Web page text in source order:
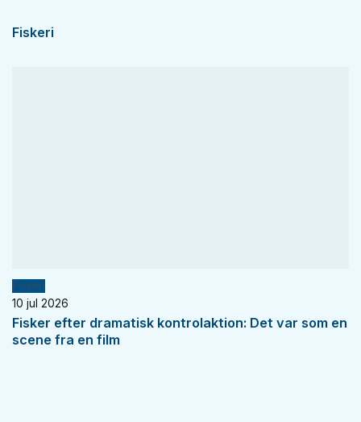
Fiskeri
Fiskeri
10 jul 2026
Fisker efter dramatisk kontrolaktion: Det var som en
scene fra en film